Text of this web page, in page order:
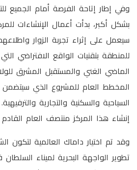
وفي إطار إتاحة الفرصة أمام الجميع
بشكل أكبر، بدأت أعمال الإنشاءات
سيعمل على إثراء تجربة الزوار
للمنطقة بتقنيات الواقع الافتراضي
الماضي الغني والمستقبل المشرق
المخطط العام للمشروع الذي
السياحية والسكنية والتجارية
إنشاء هذا المركز منتصف العام القادم 2019م.
وقد تم اختيار داماك العالمية لتكون
تطوير الواجهة البحرية لميناء